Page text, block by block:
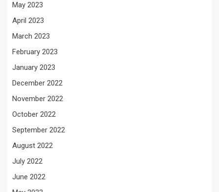
May 2023
April 2023
March 2023
February 2023
January 2023
December 2022
November 2022
October 2022
September 2022
August 2022
July 2022
June 2022